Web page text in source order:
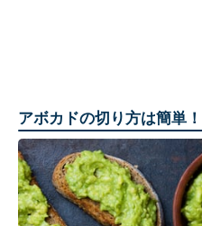
アボカドの切り方は簡単！